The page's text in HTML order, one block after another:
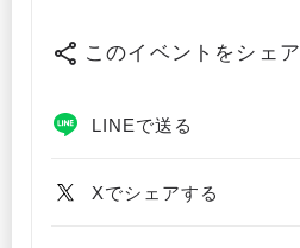
このイベントをシェア
LINEで送る
Xでシェアする